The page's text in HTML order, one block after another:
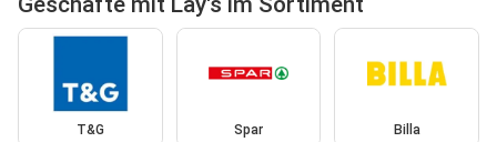
T&G Spar Billa